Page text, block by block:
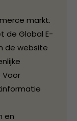
markt.
de Global E-
de website
en